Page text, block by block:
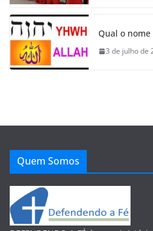
Qual o nome
3 de julho de
Quem Somos